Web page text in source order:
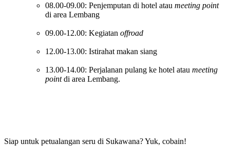
08.00-09.00: Penjemputan di hotel atau meeting point
di area Lembang
09.00-12.00: Kegiatan offroad
12.00-13.00: Istirahat makan siang
13.00-14.00: Perjalanan pulang ke hotel atau meeting
pointdi area Lembang.
Siap untuk petualangan seru di Sukawana? Yuk, cobain!